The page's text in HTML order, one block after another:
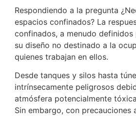
Respondiendo a la pregunta
espacios confinados? La
confinados, a menudo
su diseño no destinado a la
quienes trabajan en ellos.
Desde tanques y silos hasta
intrínsecamente peligrosos
atmósfera potencialmente
Sin embargo, con